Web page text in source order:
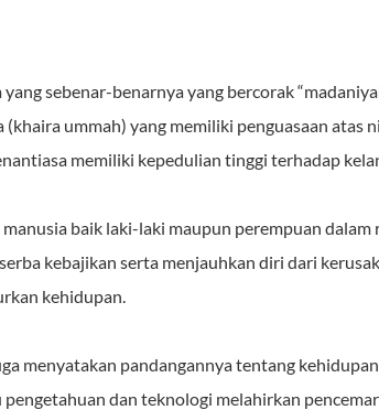
sebenar-benarnya yang bercorak
(khaira ummah) yang memiliki penguasaan atas
memiliki kepedulian tinggi terhadap
baik laki-laki maupun perempuan
kebajikan serta menjauhkan diri dari
kehidupan.
menyatakan pandangannya tentang
dan teknologi melahirkan